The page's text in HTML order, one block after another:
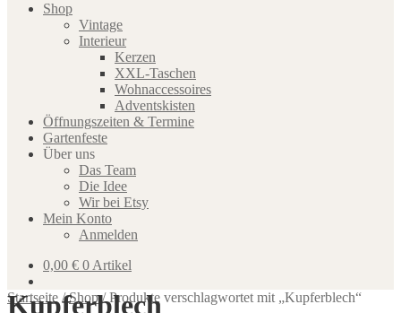
Shop
Vintage
Interieur
Kerzen
XXL-Taschen
Wohnaccessoires
Adventskisten
Öffnungszeiten & Termine
Gartenfeste
Über uns
Das Team
Die Idee
Wir bei Etsy
Mein Konto
Anmelden
0,00 € 0 Artikel
Startseite /Shop/Produkte verschlagwortet mit „Kupferblech“
Kupferblech